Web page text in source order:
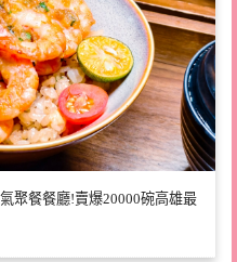
聚餐餐廳!賣爆20000碗高雄最